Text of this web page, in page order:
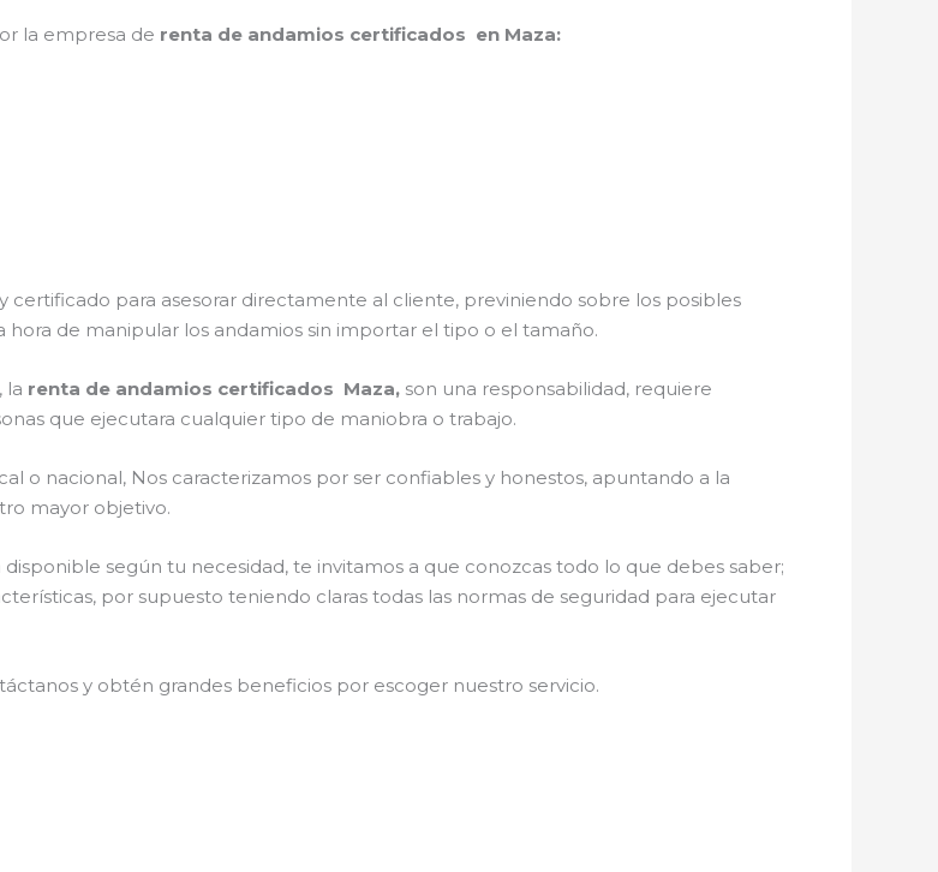
la empresa de renta de andamios certificados en Maza:
para asesorar directamente al cliente, previniendo sobre los posibles
de manipular los andamios sin importar el tipo o el tamaño.
la renta de andamios certificados Maza, son una responsabilidad, requiere
que ejecutara cualquier tipo de maniobra o trabajo.
o nacional, Nos caracterizamos por ser confiables y honestos, apuntando a la
mayor objetivo.
disponible según tu necesidad, te invitamos a que conozcas todo lo que debes saber;
por supuesto teniendo claras todas las normas de seguridad para ejecutar
y obtén grandes beneficios por escoger nuestro servicio.